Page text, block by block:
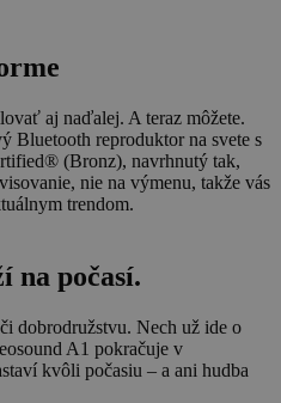
aj naďalej. A teraz môžete.
Bluetooth reproduktor na svete s
(Bronz), navrhnutý tak,
nie na výmenu, takže vás
trendom.
na počasí.
dobrodružstvu. Nech už ide o
A1 pokračuje v
kvôli počasiu – a ani hudba